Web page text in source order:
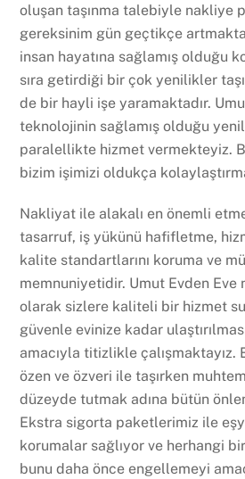
oluşan taşınma talebiyle nakliye
gereksinim gün geçtikçe
insan hayatına sağlamış olduğu
sıra getirdiği bir çok yenilikler
de bir hayli işe yaramaktadır.
teknolojinin sağlamış olduğu
paralellikte hizmet vermekteyiz.
bizim işimizi oldukça
Nakliyat ile alakalı en önemli
tasarruf, iş yükünü hafifletme,
kalite standartlarını koruma ve
memnuniyetidir. Umut Evden
olarak sizlere kaliteli bir hizmet
güvenle evinize kadar
amacıyla titizlikle çalışmaktayız.
özen ve özveri ile taşırken
düzeyde tutmak adına bütün
Ekstra sigorta paketlerimiz ile
korumalar sağlıyor ve herhangi
bunu daha önce engellemeyi